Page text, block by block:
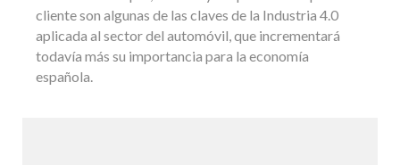
cliente son algunas de las claves de la Industria 4.0
aplicada al sector del automóvil, que incrementará
todavía más su importancia para la economía
española.